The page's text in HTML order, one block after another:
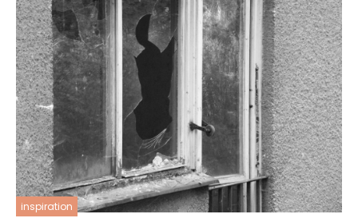
inspiration